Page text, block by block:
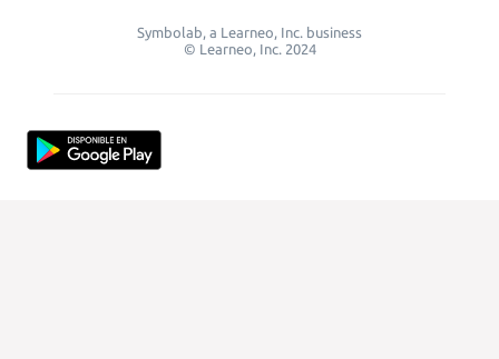
Symbolab, a Learneo, Inc. business
© Learneo, Inc. 2024